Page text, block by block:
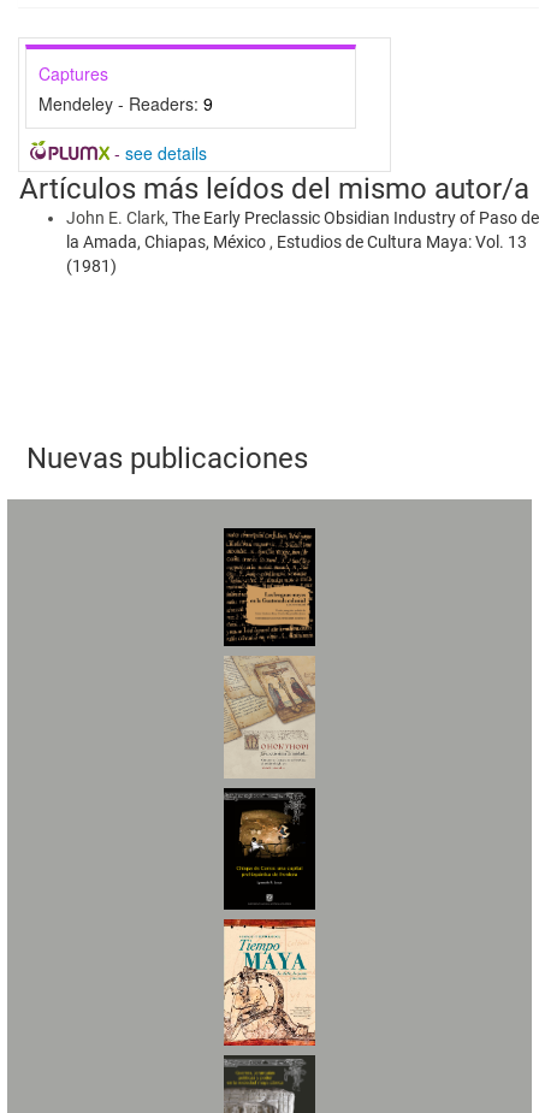
Captures
Mendeley - Readers: 9
- see details
Artículos más leídos del mismo autor/a
John E. Clark, The Early Preclassic Obsidian Industry of Paso de
la Amada, Chiapas, México , Estudios de Cultura Maya: Vol. 13
(1981)
Nuevas publicaciones